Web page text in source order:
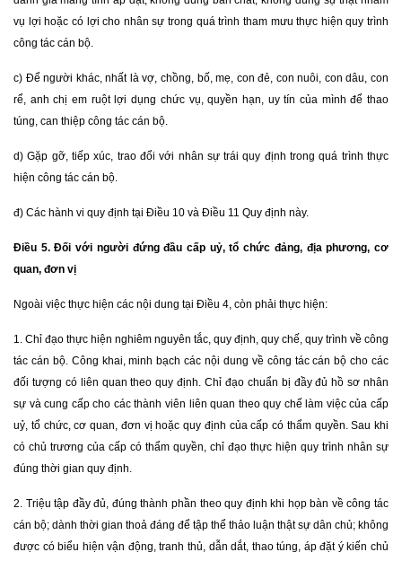
vụ lợi hoặc có lợi cho nhân sự trong quá trình tham mưu thực hiện quy trình
công tác cán bộ.
c) Để người khác, nhất là vợ, chồng, bố, mẹ, con đẻ, con nuôi, con dâu, con
rể, anh chị em ruột lợi dụng chức vụ, quyền hạn, uy tín của mình để thao
túng, can thiệp công tác cán bộ.
d) Gặp gỡ, tiếp xúc, trao đổi với nhân sự trái quy định trong quá trình thực
hiện công tác cán bộ.
đ) Các hành vi quy định tại Điều 10 và Điều 11 Quy định này.
Điều 5. Đối với người đứng đầu cấp uỷ, tổ chức đảng, địa phương, cơ
quan, đơn vị
Ngoài việc thực hiện các nội dung tại Điều 4, còn phải thực hiện:
1. Chỉ đạo thực hiện nghiêm nguyên tắc, quy định, quy chế, quy trình về công
tác cán bộ. Công khai, minh bạch các nội dung về công tác cán bộ cho các
đối tượng có liên quan theo quy định. Chỉ đạo chuẩn bị đầy đủ hồ sơ nhân
sự và cung cấp cho các thành viên liên quan theo quy chế làm việc của cấp
uỷ, tổ chức, cơ quan, đơn vị hoặc quy định của cấp có thẩm quyền. Sau khi
có chủ trương của cấp có thẩm quyền, chỉ đạo thực hiện quy trình nhân sự
đúng thời gian quy định.
2. Triệu tập đầy đủ, đúng thành phần theo quy định khi họp bàn về công tác
cán bộ; dành thời gian thoả đáng để tập thể thảo luận thật sự dân chủ; không
được có biểu hiện vận động, tranh thủ, dẫn dắt, thao túng, áp đặt ý kiến chủ